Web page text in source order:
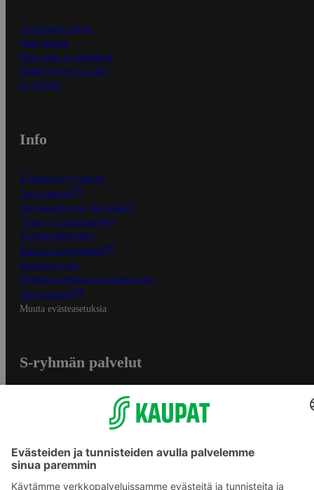
Ensitilaajan ohjeet
Näin maksat
Näin tilaat ja muokkaat
Kaikki ohjeet ja vinkit
In English
Info
S-Business yrityksille
Oiva-raportit
Osuuskauppojen yhteystiedot
Tilaus- ja toimitusehdot
Tietosuojakäytäntö
Palvelun käyttöehdot
Saavutettavuus
Mobiilisovelluksen saavutettavuus
Mainostajalle
Muuta evästeasetuksia
S-ryhmän palvelut
S-ostoslista -sovellus
Prisma.fi
Sokos.fi